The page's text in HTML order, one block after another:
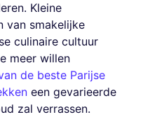
Kleine
van smakelijke
culinaire cultuur
meer willen
de beste Parijse
een gevarieerde
zal verrassen.